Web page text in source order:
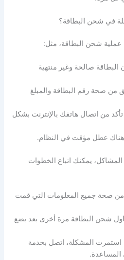
عملية شحن البطاقة، مثل:
البطاقة صالحة وغير منتهية
من صحة رقم البطاقة والمبلغ
تأكد من اتصال هاتفك بالإنترنت بشكل
عطل مؤقت في النظام.
يمكنك اتباع الخطوات
من صحة جميع المعلومات التي قمت
شحن البطاقة مرة أخرى بعد بضع
استمرت المشكلة، اتصل بخدمة
المساعدة.